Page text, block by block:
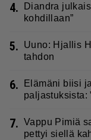
4.
Diandra
kohdillaan”
5.
Uuno: Hjallis
tahdon
6.
Elämäni biisi
paljastuksista:
7. Vappu Pimiä
pettyi siellä